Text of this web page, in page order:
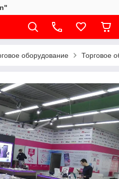
оборудование Торговое